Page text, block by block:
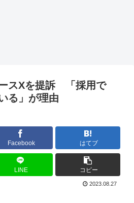
スXを提訴 「採用で
る」が理由
Facebook はてブ
LINE コピー
2023.08.27